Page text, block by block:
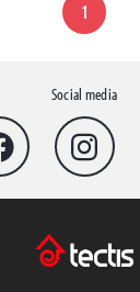
Equipments
1
Social media